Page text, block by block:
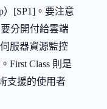
）[SP1]。要注意
分開付給雲端
服器資源監控
First Class 則是
支援的使用者